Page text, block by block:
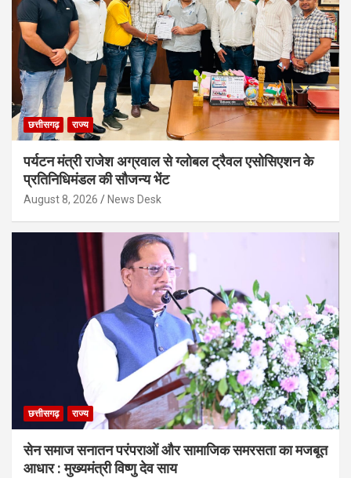
छत्तीसगढ़ राज्य
पर्यटन मंत्री राजेश अग्रवाल से ग्लोबल ट्रैवल एसोसिएशन के
प्रतिनिधिमंडल की सौजन्य भेंट
August 8, 2026 News Desk
छत्तीसगढ़ राज्य
सेन समाज सनातन परंपराओं और सामाजिक समरसता का मजबूत
आधार : मुख्यमंत्री विष्णु देव साय